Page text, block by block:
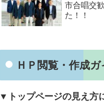
市合唱交
た！！
ＨＰ閲覧・作成ガ
▼トップページの見え方